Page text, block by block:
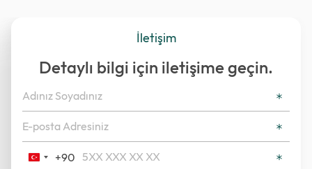
İletişim
Detaylı bilgi için iletişime geçin.
Turkey
+90